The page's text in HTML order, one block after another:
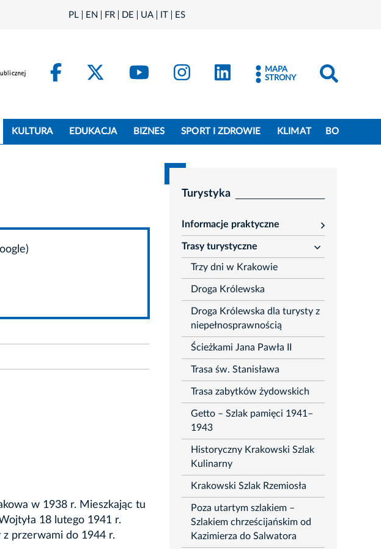
PL EN FR DE UA IT ES
FacebookKraków - X
Kraków - YouTube
Kraków - Instagram
Kraków - LinkedIn
MAPA
STRONY
KULTURA EDUKACJA BIZNES SPORT I ZDROWIE KLIMAT BO
w 1938 r. Mieszkając tu
18 lutego 1941 r.
z przerwami do 1944 r.
Turystyka
Informacje praktyczne
rozwiń
Trasy turystyczne
rozwiń
Trzy dni w Krakowie
Droga Królewska
Droga Królewska dla turysty z
niepełnosprawnością
Ścieżkami Jana Pawła II
Trasa św. Stanisława
Trasa zabytków żydowskich
Getto – Szlak pamięci 1941–
1943
Historyczny Krakowski Szlak
Kulinarny
Krakowski Szlak Rzemiosła
Poza utartym szlakiem –
Szlakiem chrześcijańskim od
Kazimierza do Salwatora